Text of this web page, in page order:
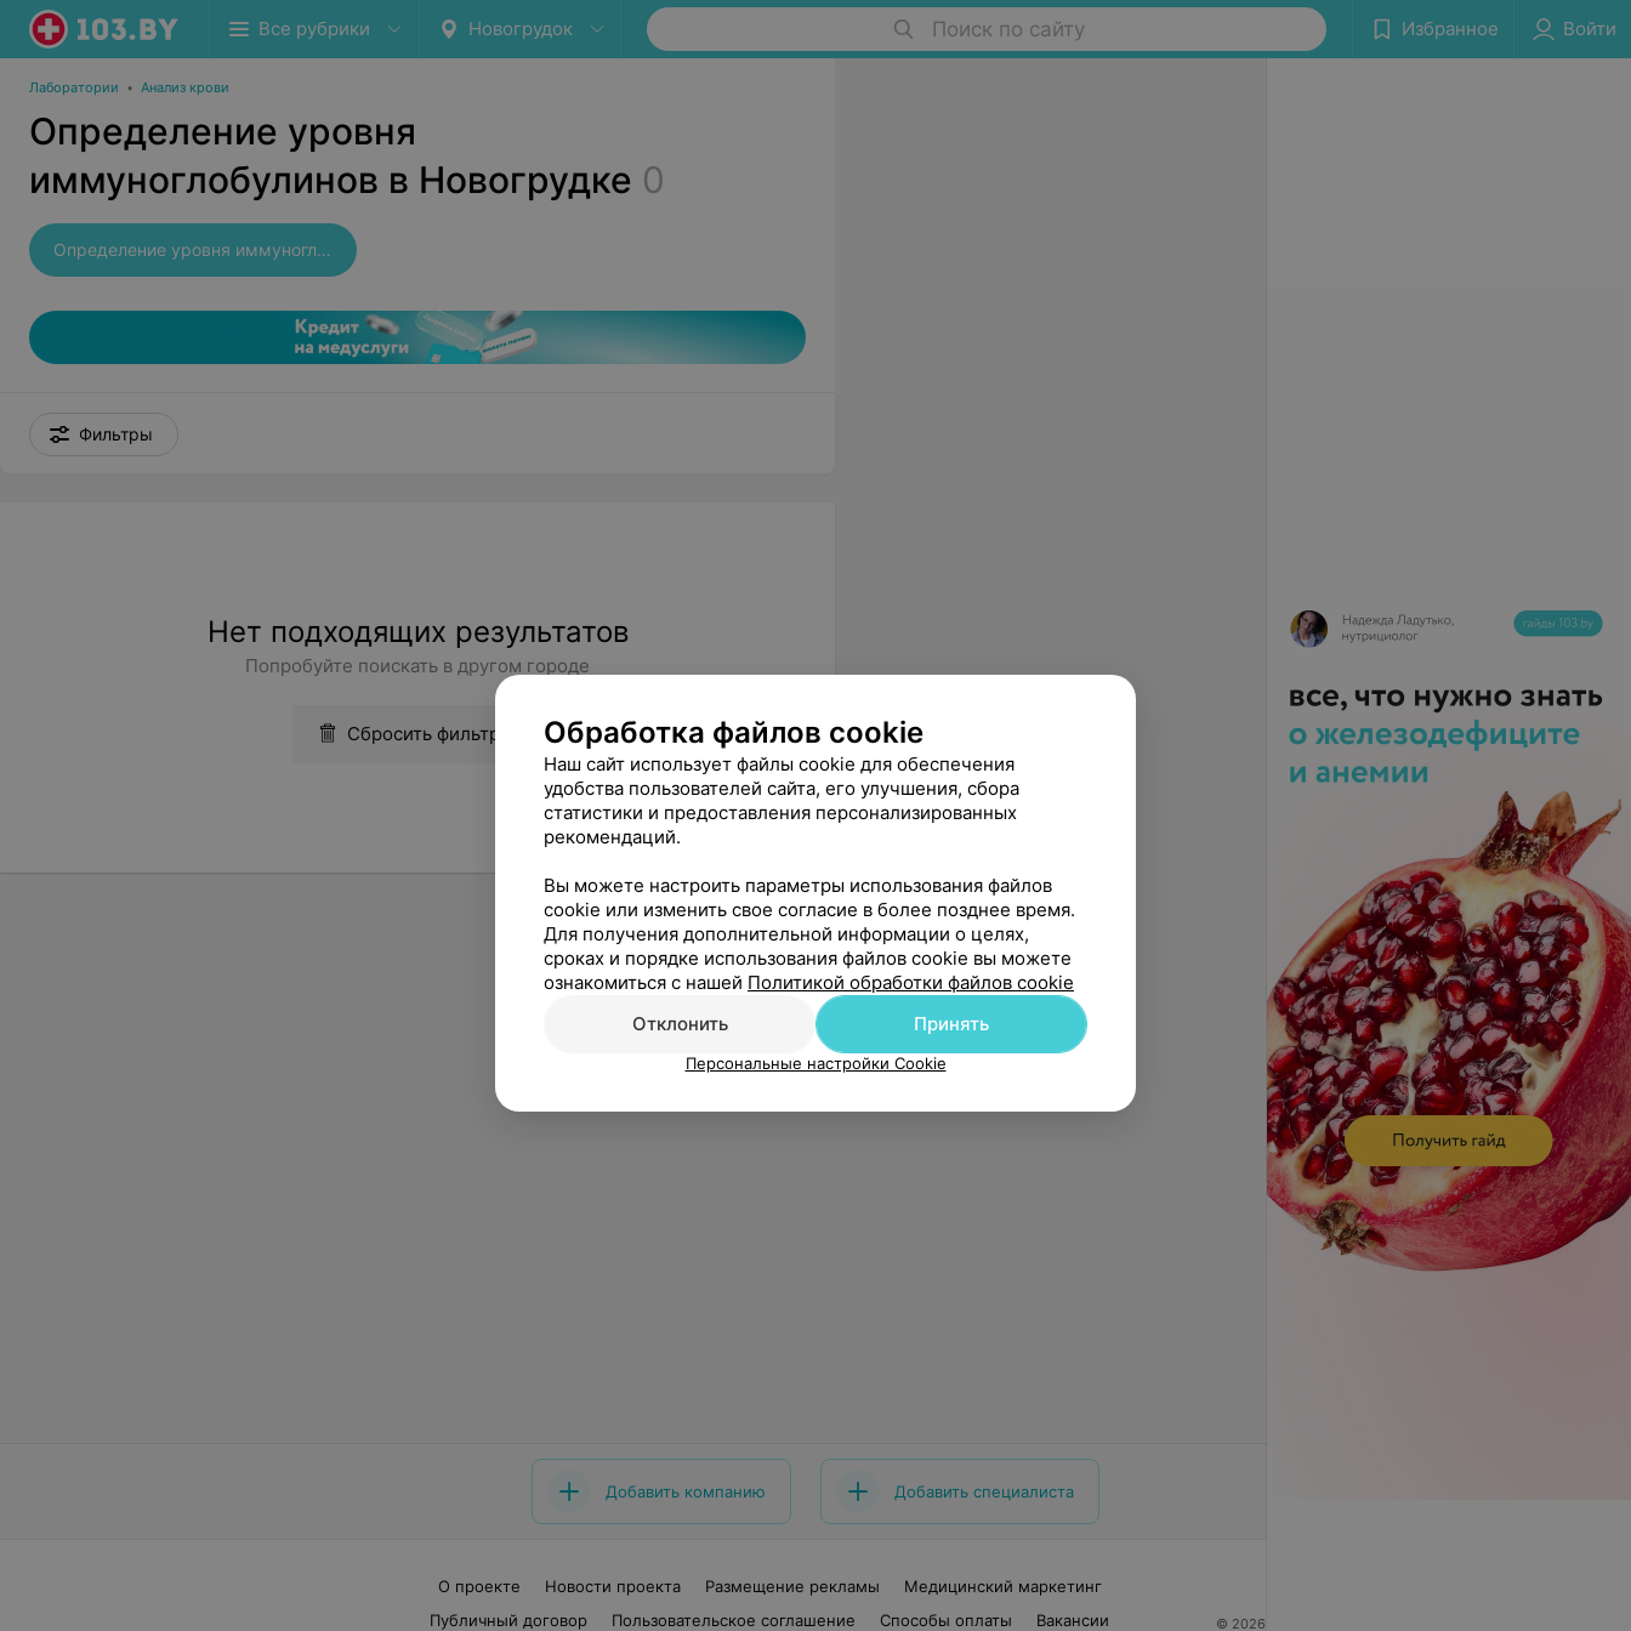
Все рубрики Новогрудок Поиск по сайту Избранное Войти
Лаборатории • Анализ крови
Определение уровня
иммуноглобулинов в Новогрудке 0
Определение уровня иммуноглобулинов
Фильтры
Нет подходящих результатов
Попробуйте поискать в другом городе
Сбросить фильтры
Добавить компанию Добавить специалиста
О проекте Новости проекта Размещение рекламы
Медицинский маркетинг
Публичный договор
Пользовательское соглашение Способы оплаты Вакансии © 2026 ООО «Артокс Лаб», УНП 191700409
Обработка файлов cookie
Наш сайт использует файлы cookie для обеспечения
удобства пользователей сайта, его улучшения, сбора
статистики и предоставления персонализированных
рекомендаций.
Вы можете настроить параметры использования файлов
cookie или изменить свое согласие в более позднее время.
Для получения дополнительной информации о целях,
сроках и порядке использования файлов cookie вы можете
ознакомиться с нашей Политикой обработки файлов cookie
Отклонить
Принять
Персональные настройки Cookie